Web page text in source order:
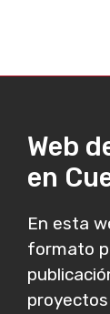
Web
en
En esta
formato